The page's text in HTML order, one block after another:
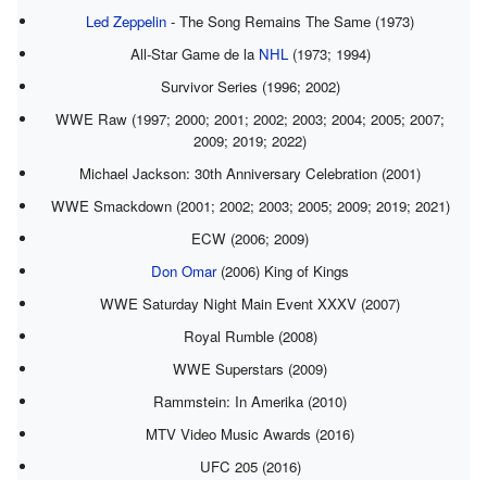
Led Zeppelin - The Song Remains The Same (1973)
All-Star Game de la NHL (1973; 1994)
Survivor Series (1996; 2002)
WWE Raw (1997; 2000; 2001; 2002; 2003; 2004; 2005; 2007;
2009; 2019; 2022)
Michael Jackson: 30th Anniversary Celebration (2001)
WWE Smackdown (2001; 2002; 2003; 2005; 2009; 2019; 2021)
ECW (2006; 2009)
Don Omar(2006) King of Kings
WWE Saturday Night Main Event XXXV (2007)
Royal Rumble (2008)
WWE Superstars (2009)
Rammstein: In Amerika (2010)
MTV Video Music Awards (2016)
UFC 205 (2016)